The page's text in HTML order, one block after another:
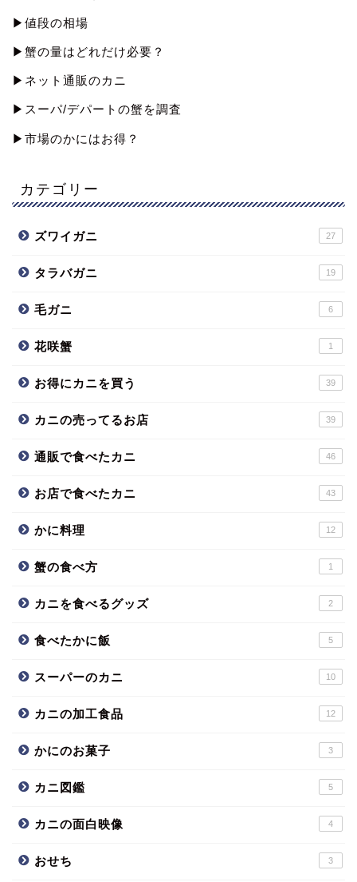
▶︎値段の相場
▶︎蟹の量はどれだけ必要？
▶︎ネット通販のカニ
▶︎スーパ/デパートの蟹を調査
▶︎市場のかにはお得？
カテゴリー
ズワイガニ 27
タラバガニ 19
毛ガニ 6
花咲蟹 1
お得にカニを買う 39
カニの売ってるお店 39
通販で食べたカニ 46
お店で食べたカニ 43
かに料理 12
蟹の食べ方 1
カニを食べるグッズ 2
食べたかに飯 5
スーパーのカニ 10
カニの加工食品 12
かにのお菓子 3
カニ図鑑 5
カニの面白映像 4
おせち 3